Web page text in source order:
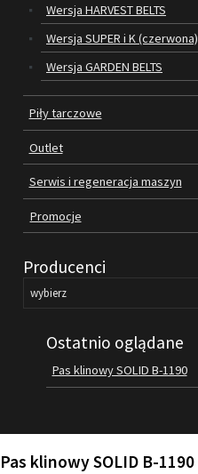
PIŁY TARCZOWE
OUTLET
SERWIS I REGENERACJA MASZYN
PROMOCJE
REGULAMIN
KATALOGI
OBRABIARKI DO DREWNA
SILNIKI ELEKTRYCZNE
KONTAKT
Wersja HARVEST BELTS
Wersja SUPER i K (czerwona)
Wersja GARDEN BELTS
Piły tarczowe
Outlet
Serwis i regeneracja maszyn
Promocje
Producenci
Ostatnio oglądane
Pas klinowy SOLID B-1190
Pas klinowy SOLID B-1190